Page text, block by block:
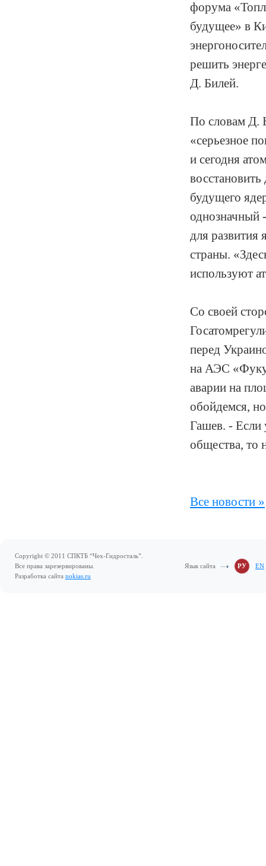
форума
будущее» в
решить
Д. Билей.
По словам Д.
«серьезное
и сегодня
будущего
однозначный
для развития
страны.
используют
Со своей
перед
на АЭС
аварии на
обойдемся,
Гашев. - Если
общества, то
Все новости »
Copyright © 2011 СПКТБ “Чех-Гидросталь”.
Все права зарезервированы.
Разработка сайта nokias.ru
Язык сайта РУ EN